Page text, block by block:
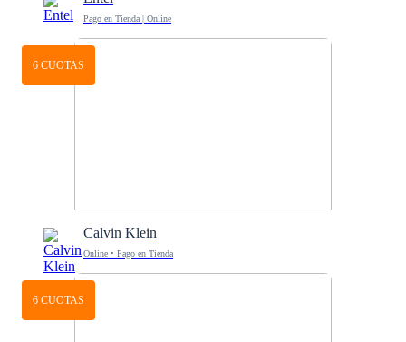
Pago en Tienda | Online
6 CUOTAS
Calvin Klein
Online • Pago en Tienda
6 CUOTAS